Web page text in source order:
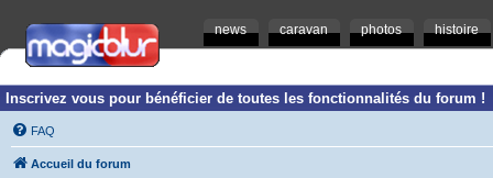
news caravan photos histoire
Inscrivez vous pour bénéficier de toutes les fonctionnalités du forum !
FAQ
Accueil du forum